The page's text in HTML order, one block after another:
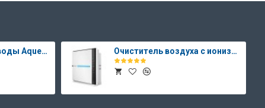
Система очистки воды Aqueena PRO Очиститель воздуха с ионизатором Therapy Air Ion